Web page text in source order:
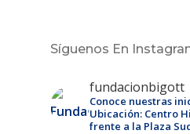
Síguenos En
fundacionbigott
Conoce nuestras
Ubicación: Centro
frente a la Plaza